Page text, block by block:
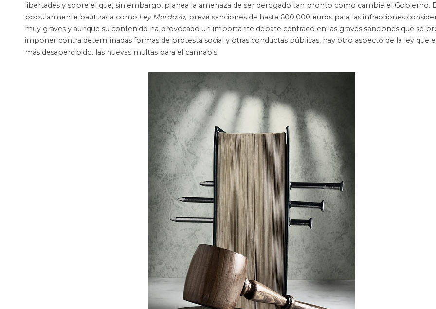
libertades y sobre el que, sin embargo, planea la amenaza de ser derogado tan pronto como cambie el Gobierno.
popularmente bautizada como Ley Mordaza, prevé sanciones de hasta 600.000 euros para las infracciones
muy graves y aunque su contenido ha provocado un importante debate centrado en las graves sanciones que se
imponer contra determinadas formas de protesta social y otras conductas públicas, hay otro aspecto de la ley que
más desapercibido, las nuevas multas para el cannabis.